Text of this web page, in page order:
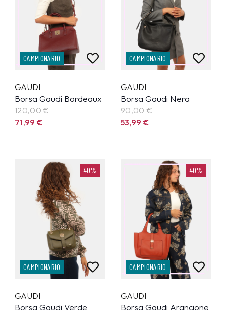
CAMPIONARIO
GAUDI
Borsa Gaudi Bordeaux
120,00 €
71,99€
CAMPIONARIO
GAUDI
Borsa Gaudi Nera
90,00 €
53,99€
40%
CAMPIONARIO
GAUDI
Borsa Gaudi Verde
40%
CAMPIONARIO
GAUDI
Borsa Gaudi Arancione